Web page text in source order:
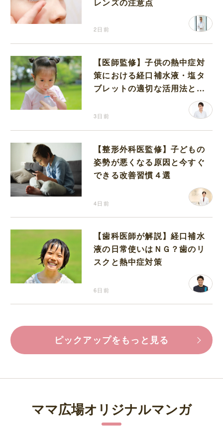
レンズの注意点
2日前
【医師監修】子供の熱中症対
策における経口補水液・塩タ
ブレットの適切な活用法と水
3日前
【整形外科医監修】子どもの
姿勢が悪くなる原因と今すぐ
できる改善習慣４選
4日前
【歯科医師が解説】経口補水
液の日常使いはＮＧ？歯のリ
スクと熱中症対策
6日前
ピックアップをもっと見る
ママ広場オリジナルマンガ